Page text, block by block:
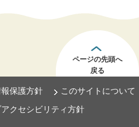
ページの先頭へ
戻る
保護方針
このサイトについて
クセシビリティ方針